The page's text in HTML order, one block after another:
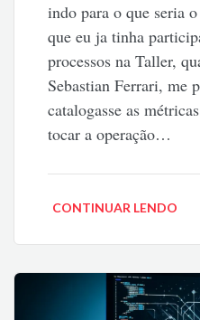
indo para o que seria
que eu ja tinha
processos na Taller,
Sebastian Ferrari, me
catalogasse as
tocar a operação…
CONTINUAR LENDO